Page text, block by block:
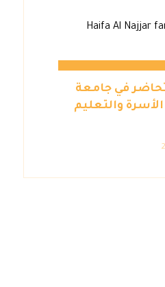
تحاضر في جامعة
والتعليم